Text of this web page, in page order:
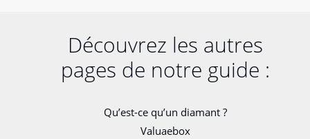
Découvrez les autres
pages de notre guide :
Qu’est-ce qu’un diamant ?
Valuaebox